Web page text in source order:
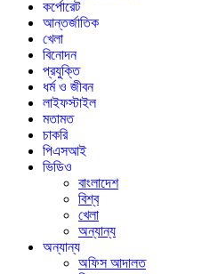
কর্পোরেট
আন্তর্জাতিক
খেলা
বিনোদন
প্রযুক্তি
ধর্ম ও জীবন
লাইফস্টাইল
মতামত
চাকরি
পিএসআই
ভিডিও
বাংলাদেশ
বিশ্ব
খেলা
অন্যান্য
অন্যান্য
অফিস আদালত